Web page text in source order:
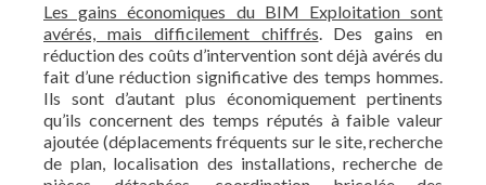
Les gains économiques du BIM Exploitation sont
avérés, mais difficilement chiffrés. Des gains en
réduction des coûts d’intervention sont déjà avérés du
fait d’une réduction significative des temps hommes.
Ils sont d’autant plus économiquement pertinents
qu’ils concernent des temps réputés à faible valeur
ajoutée (déplacements fréquents sur le site, recherche
de plan, localisation des installations, recherche de